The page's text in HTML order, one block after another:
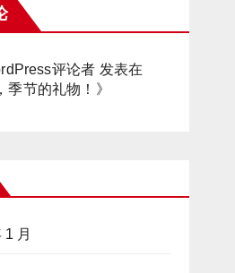
评论者 发表在
季节的礼物！ 》
1 月